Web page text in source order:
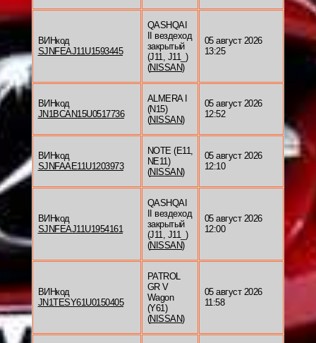
ВИНкод
SJNFEAJ11U1593445
QASHQAI
II вездеход
закрытый
(J11, J11_)
(NISSAN)
05 август 2026
13:25
ВИНкод
JN1BCAN15U0517736
ALMERA I
(N15)
(NISSAN)
05 август 2026
12:52
ВИНкод
SJNFAAE11U1203973
NOTE (E11,
NE11)
(NISSAN)
05 август 2026
12:10
ВИНкод
SJNFEAJ11U1954161
QASHQAI
II вездеход
закрытый
(J11, J11_)
(NISSAN)
05 август 2026
12:00
ВИНкод
JN1TESY61U0150405
PATROL
GR V
Wagon
(Y61)
(NISSAN)
05 август 2026
11:58